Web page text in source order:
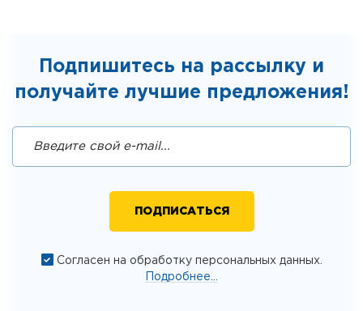
Подпишитесь на рассылку и
получайте лучшие предложения!
Согласен на обработку персональных данных.
Подробнее...